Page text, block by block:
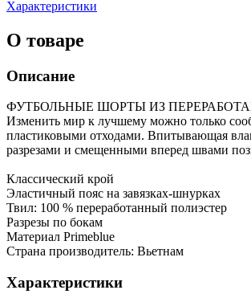
Характеристики
О товаре
Описание
ФУТБОЛЬНЫЕ ШОРТЫ ИЗ
Изменить мир к лучшему можно только
пластиковыми отходами. Впитывающая
разрезами и смещенными вперед швами
Классический крой
Эластичный пояс на завязках-шнурках
Твил: 100 % переработанный полиэстер
Разрезы по бокам
Материал Primeblue
Страна производитель: Вьетнам
Характеристики